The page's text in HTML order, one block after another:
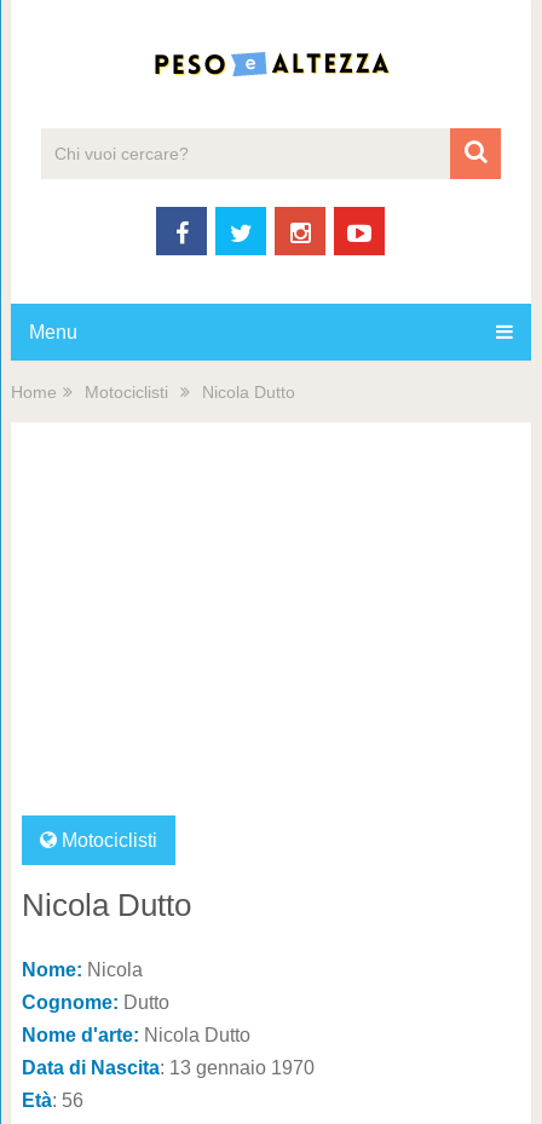
Menu
Home Motociclisti Nicola Dutto
Motociclisti
Nicola Dutto
Nome: Nicola
Cognome: Dutto
Nome d'arte: Nicola Dutto
Data di Nascita: 13 gennaio 1970
Età: 56